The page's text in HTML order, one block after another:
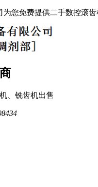
您免费提供二手数控滚
、铣齿机出售